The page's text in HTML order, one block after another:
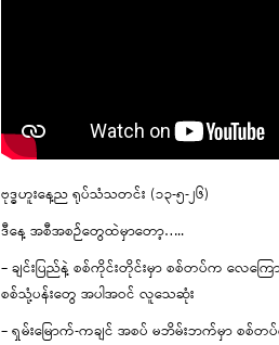
ဗုဒ္ဓဟူးနေ့ည ရုပ်သံသတင်း (၁၃-၅-၂၆)
ဒီနေ့ အစီအစဉ်တွေထဲမှာတော့…..
– ချင်းပြည်နဲ့ စစ်ကိုင်းတိုင်းမှာ စစ်တပ်က လေကြ
စစ်သုံ့ပန်းတွေ အပါအဝင် လူသေဆုံး
– ရှမ်းမြောက်-ကချင် အစပ် မဘိမ်းဘက်မှာ စစ်တ